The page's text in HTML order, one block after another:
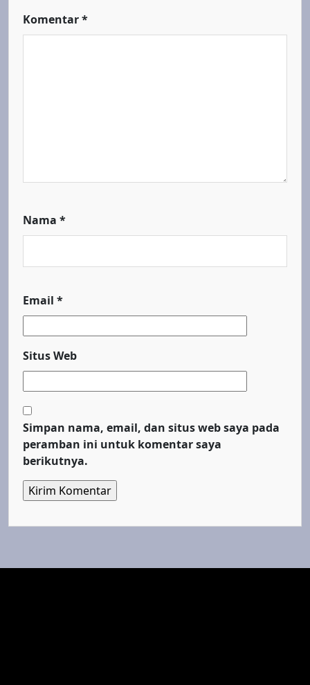
Komentar*
Nama *
Email *
Situs Web
Simpan nama, email, dan situs web saya pada
peramban ini untuk komentar saya
berikutnya.